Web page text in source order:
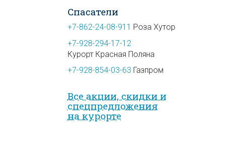
Спасатели
+7-862-24-08-911 Роза Хутор
+7-928-294-17-12
Курорт Красная Поляна
+7-928-854-03-63 Газпром
Все акции, скидки и
спец­предложе­ния
на курорте